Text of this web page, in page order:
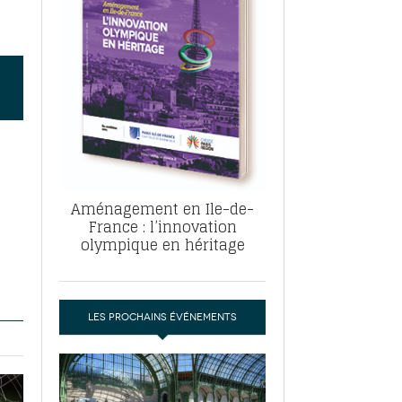
ABF, ZAC : F. Vauglin détaille sa
pour l’urbanisme parisien- 17
de la tech et de la finance
marché de la location de luxe-
Aménagement en Ile-de-
France : l’innovation
olympique en héritage
LES PROCHAINS ÉVÉNEMENTS